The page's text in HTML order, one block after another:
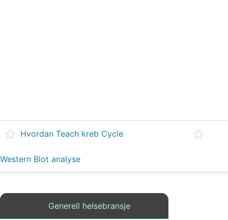
Hvordan Teach kreb Cycle
Western Blot analyse
Generell helsebransje